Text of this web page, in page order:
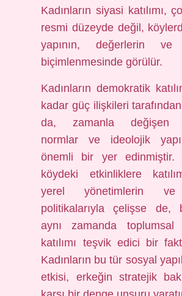
Kadınların siyasi katılımı,
resmi düzeyde değil,
yapının, değerlerin ve
biçimlenmesinde görülür.
Kadınların demokratik
kadar güç ilişkileri tarafından
da, zamanla değişen
normlar ve ideolojik
önemli bir yer edinmiştir.
köydeki etkinliklere
yerel yönetimlerin ve
politikalarıyla çelişse de,
aynı zamanda toplumsal
katılımı teşvik edici bir
Kadınların bu tür sosyal
etkisi, erkeğin stratejik